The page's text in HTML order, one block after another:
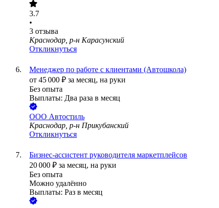
3.7
•
3 отзыва
Краснодар, р-н Карасунский
Откликнуться
Менеджер по работе с клиентами (Автошкола)
от 45 000 ₽ за месяц, на руки
Без опыта
Выплаты: Два раза в месяц
ООО Автостиль
Краснодар, р-н Прикубанский
Откликнуться
Бизнес-ассистент руководителя маркетплейсов
20 000 ₽ за месяц, на руки
Без опыта
Можно удалённо
Выплаты: Раз в месяц